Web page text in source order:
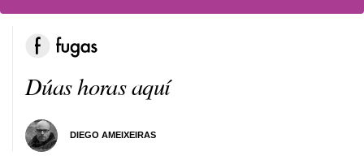
Dúas horas aquí
DIEGO AMEIXEIRAS